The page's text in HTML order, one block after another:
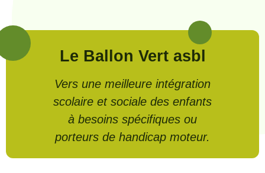
Le Ballon Vert asbl
Vers une meilleure intégration
scolaire et sociale des enfants
à besoins spécifiques ou
porteurs de handicap moteur.